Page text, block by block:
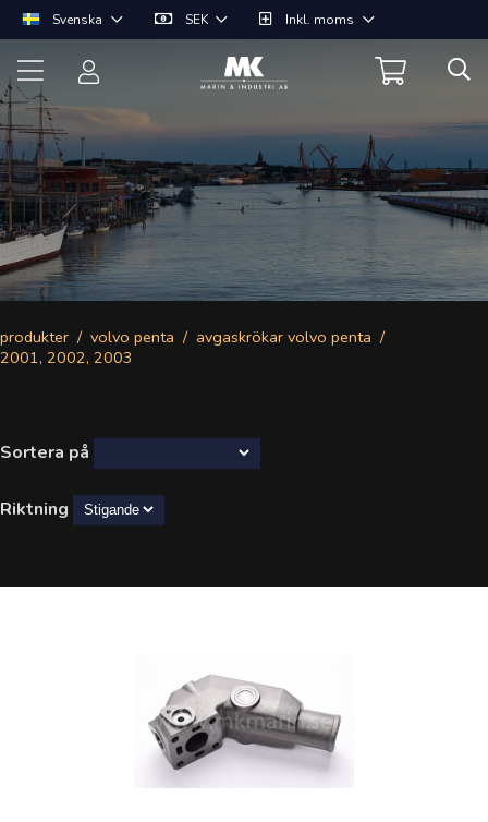
Svenska SEK Inkl. moms
produkter volvo penta
avgaskrökar volvo penta
2001, 2002, 2003
Sortera på
Riktning